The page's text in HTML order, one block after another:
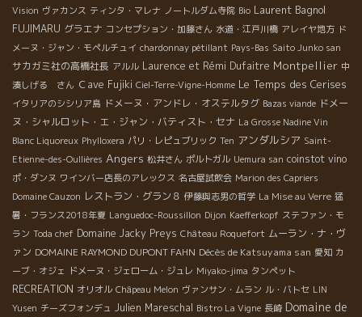
Vision ヴァカンス ティンタ・マレナ ノートルダム寺院 Bio Laurent Bagnol
FUJIMARU グラエナ コンセプション・加藤さん 水道・江戸川橋 アレイヤ地方 ド
メーヌ・ジャン・モペルチュイ chardonnay pétillant Pays-Bas Saito Junko san
サカガミ社の高橋社長 アルル Laurence et Rémi Dufaitre Montpellier 中
湊しげる さん Ｃave Fujiki Ciel-Terre-Vigne-Homme Le Temps des Cerises
イタリアのシシリア島 ドメーヌ・アンドレ・オステルタグ Bazas viande ドメー
ヌ・シャルロット・エ・ジャン・バティスト・セナ La Grosse Nadine Vin
Blanc Liquoreux Phylloxera パリ・レピュブリック Ten アンダルシア Saint-
Etienne-des-Oullières Angers 松井さん ポルトガル Uemura san coinstot vino
ポ・ダンヌ ワインバー店長のアレックス 名古屋試飲会 Marion des Capriers
Domaine Cauzon レストラン・グラン８ 伊藤與志男の哲学 La Mise au Verre 猛
暑・フランス2018年夏 Languedoc-Roussillon Dijon Kaefferkopf ステファン・モ
ラン Toda chef Domaine Jacky Preys Château Roquefort ムーラン・ナ・ヴ
ァン DOMAINE RAYMOND DUPONT FAHN Décès de Katsuyama san 愛知 カ
ーブ・オジェ ドメーヌ・ジェローム・ジュレ Miyako-jima タンペット
RECREATION オリオル Châpeau Melon ヴァンサン・ムラン ル・バトセ LIN
Yusen チーズフォンデュ Julien Mareschal Bistro La Vigne 長崎 Domaine de